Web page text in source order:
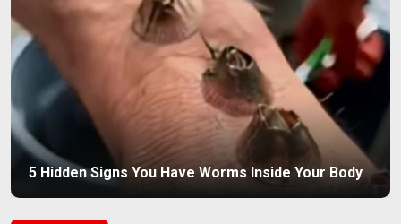
5 Hidden Signs You Have Worms Inside Your Body